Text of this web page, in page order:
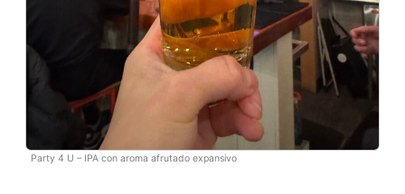
Party 4 U – IPA con aroma afrutado expansivo